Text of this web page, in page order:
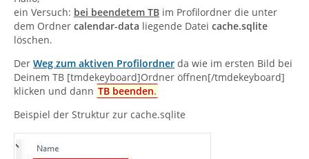
ein Versuch: bei beendetem TB im Profilordner die unter
dem Ordner calendar-data liegende Datei cache.sqlite
löschen.
Der Weg zum aktiven Profilordner da wie im ersten Bild bei
Deinem TB [tmdekeyboard]Ordner öffnen[/tmdekeyboard]
klicken und dann TB beenden.
Beispiel der Struktur zur cache.sqlite